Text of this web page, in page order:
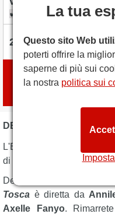
date flessibili
con
DESCRIZIONE TOSCA -
L'ENO presenta al
di Puccini,
Descritto come
Tosca è diretta da
Axelle Fanyo.
La tua
Questo sito Web
poterti offrire la
saperne di più sui
la nostra politica sui